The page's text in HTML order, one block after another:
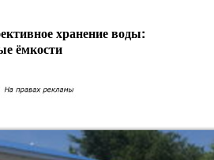
хранение воды:
ёмкости